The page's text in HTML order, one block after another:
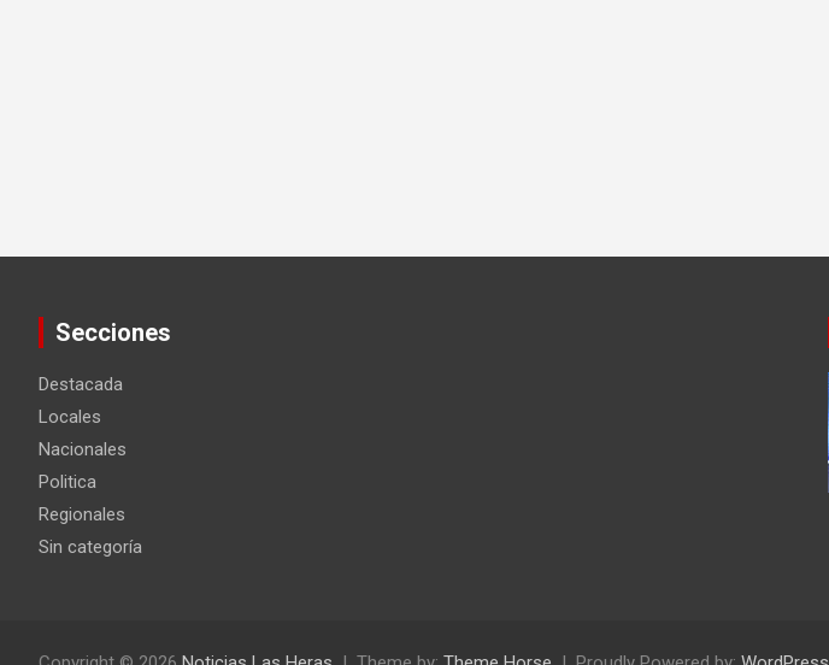
Secciones
Destacada
Locales
Nacionales
Politica
Regionales
Sin categoría